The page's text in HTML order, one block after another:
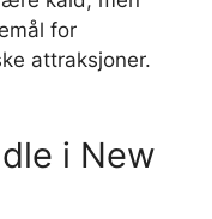
for
attraksjoner.
i New